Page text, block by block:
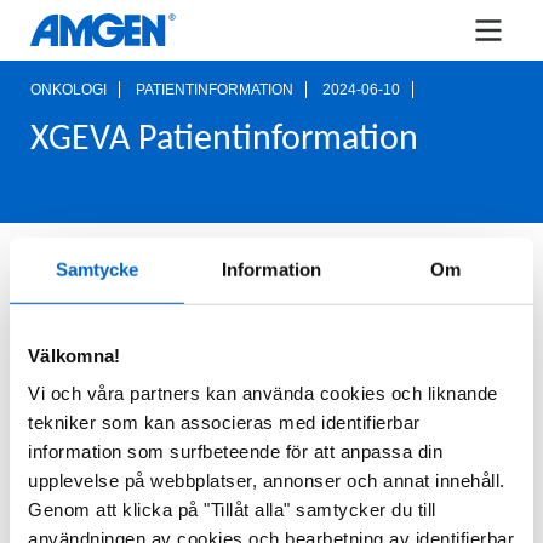
Samtycke Information Om
Välkomna!
Vi och våra partners kan använda cookies och liknande
tekniker som kan associeras med identifierbar
information som surfbeteende för att anpassa din
upplevelse på webbplatser, annonser och annat innehåll.
Genom att klicka på "Tillåt alla" samtycker du till
användningen av cookies och bearbetning av identifierbar
ONKOLOGI PATIENTINFORMATION 2024-06-10
XGEVA Patientinformation
Information till patienter som behandlas med
XGEVA®(denosumab). Distribueras endast via
För fullständig information vid förskrivning,
produktresumé och aktuella priser,klicka här
att komma till fass.se.
Läs e-boken och ladda ned den här.